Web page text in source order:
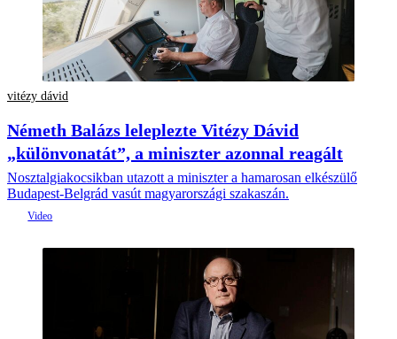
vitézy dávid
Németh Balázs leleplezte Vitézy Dávid
„különvonatát”, a miniszter azonnal reagált
Nosztalgiakocsikban utazott a miniszter a hamarosan elkészülő
Budapest-Belgrád vasút magyarországi szakaszán.